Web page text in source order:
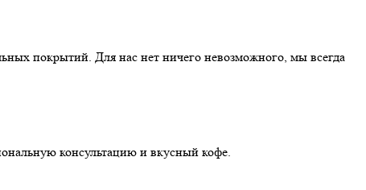
покрытий. Для нас нет ничего невозможного, мы всегда
консультацию и вкусный кофе.